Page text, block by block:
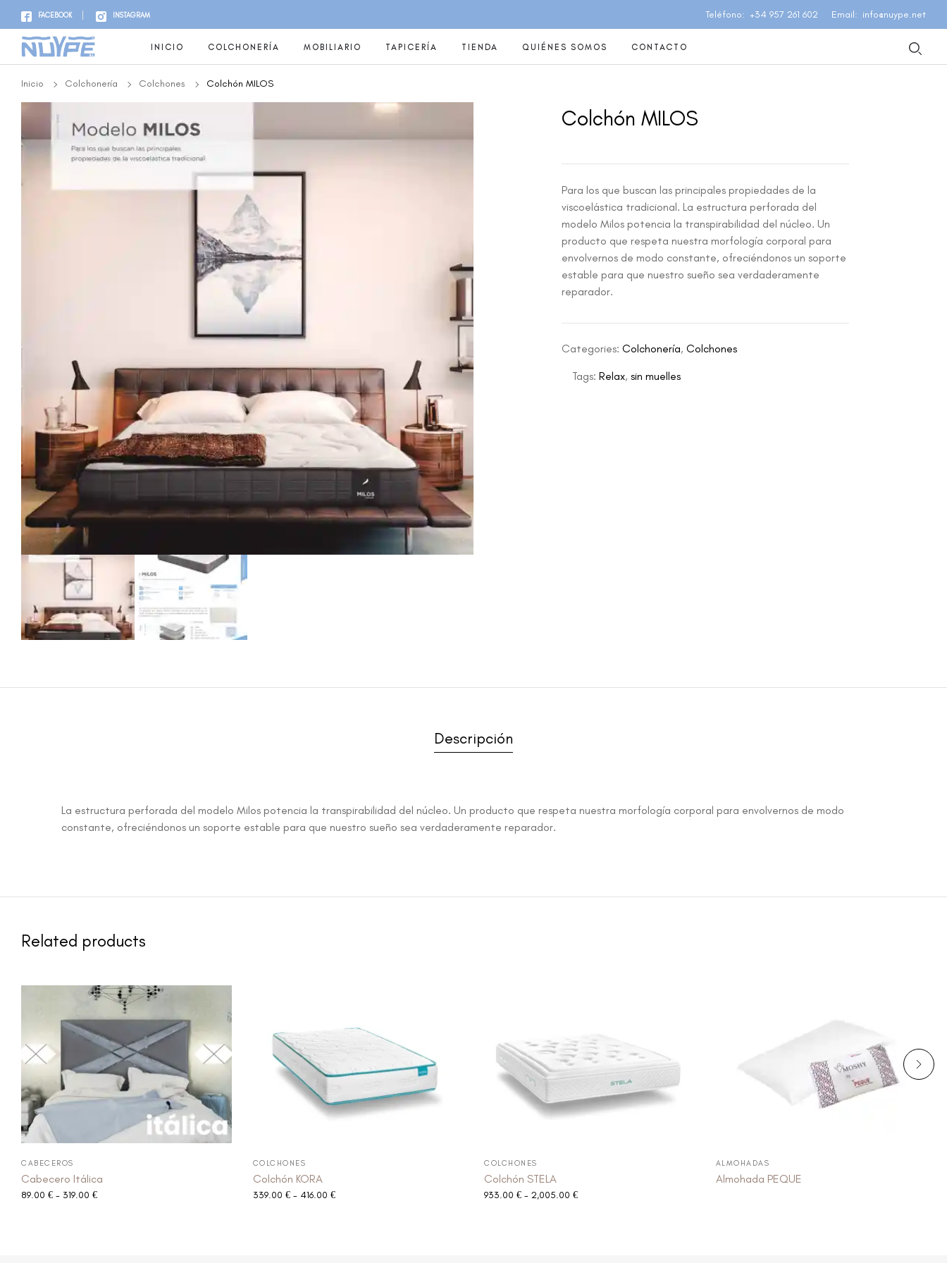
FACEBOOK INSTAGRAM Teléfono +34 957 261 602 Email info@nuype.net
INICIO COLCHONERÍA MOBILIARIO TAPICERÍA TIENDA QUIÉNES SOMOS CONTACTO
Inicio Colchonería Colchones Colchón MILOS
Colchón MILOS
Para los que buscan las principales propiedades de la
viscoelástica tradicional. La estructura perforada del
modelo Milos potencia la transpirabilidad del núcleo. Un
producto que respeta nuestra morfología corporal para
envolvernos de modo constante, ofreciéndonos un soporte
estable para que nuestro sueño sea verdaderamente
reparador.
Categories: Colchonería, Colchones
Tags: Relax, sin muelles
Descripción
La estructura perforada del modelo Milos potencia la transpirabilidad del núcleo. Un producto que respeta nuestra morfología corporal para envolvernos de modo
constante, ofreciéndonos un soporte estable para que nuestro sueño sea verdaderamente reparador.
Related products
CABECEROS
Cabecero Itálica
89.00 € - 319.00 €
COLCHONES
Colchón KORA
339.00 € - 416.00 €
COLCHONES
Colchón STELA
933.00 € - 2,005.00 €
ALMOHADAS
Almohada PEQUE